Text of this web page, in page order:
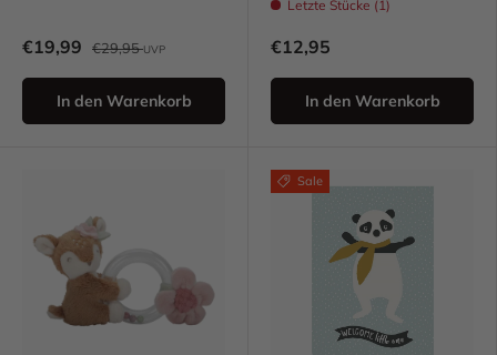
€19,99 €29,95UVP
In den Warenkorb
Letzte Stücke (1)
€12,95
In den Warenkorb
Sale